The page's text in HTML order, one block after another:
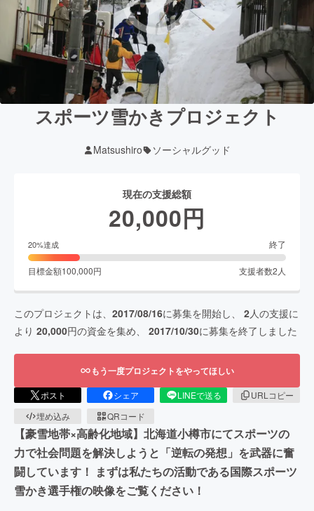
スポーツ雪かきプロジェクト
Matsushiro ソーシャルグッド
現在の支援総額
20,000円
20%達成 終了
目標金額100,000円 支援者数2 人
このプロジェクトは、 2017/08/16に募集を開始し、 2人の支援に
より 20,000円の資金を集め、 2017/10/30に募集を終了しました
もう一度プロジェクトをやってほしい
ポスト シェア LINEで送る
URLコピー
埋め込み
QRコード
【豪雪地帯×高齢化地域】北海道小樽市にてスポーツの
力で社会問題を解決しようと「逆転の発想」を武器に奮
闘しています！ まずは私たちの活動である国際スポーツ
雪かき選手権の映像をご覧ください！